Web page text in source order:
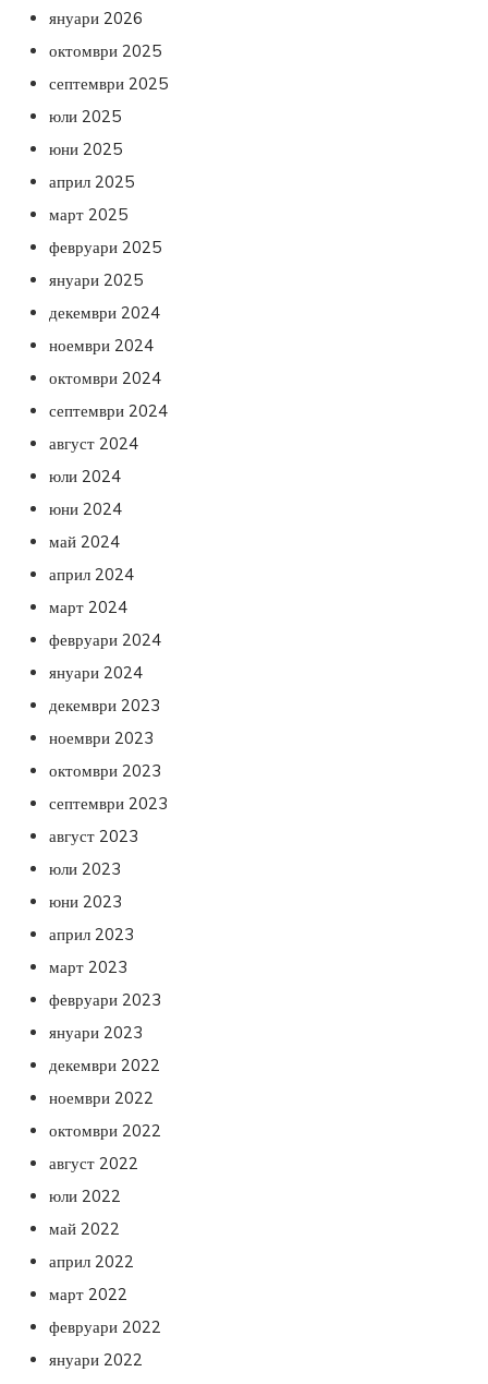
януари 2026
октомври 2025
септември 2025
юли 2025
юни 2025
април 2025
март 2025
февруари 2025
януари 2025
декември 2024
ноември 2024
октомври 2024
септември 2024
август 2024
юли 2024
юни 2024
май 2024
април 2024
март 2024
февруари 2024
януари 2024
декември 2023
ноември 2023
октомври 2023
септември 2023
август 2023
юли 2023
юни 2023
април 2023
март 2023
февруари 2023
януари 2023
декември 2022
ноември 2022
октомври 2022
август 2022
юли 2022
май 2022
април 2022
март 2022
февруари 2022
януари 2022